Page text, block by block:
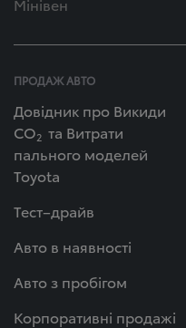
ПРОДАЖ АВТО
Довідник про Викиди
СО2 та Витрати
пального моделей
Toyota
Тест–драйв
Авто в наявності
Авто з пробігом
Корпоративні продажі